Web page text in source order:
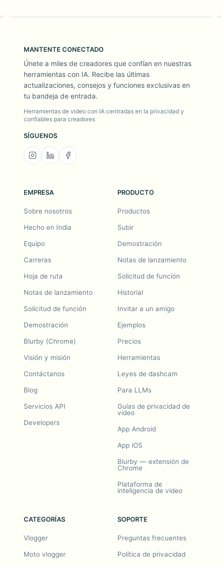
MANTENTE CONECTADO
Únete a miles de creadores que confían en nuestras
herramientas con IA. Recibe las últimas
actualizaciones, consejos y funciones exclusivas en
tu bandeja de entrada.
Herramientas de video con IA centradas en la privacidad y
confiables para creadores
SÍGUENOS
EMPRESA
Sobre nosotros
Hecho en India
Equipo
Carreras
Hoja de ruta
Notas de lanzamiento
Solicitud de función
Demostración
Blurby (Chrome)
Visión y misión
Contáctanos
Blog
Servicios API
Developers
PRODUCTO
Productos
Subir
Demostración
Notas de lanzamiento
Solicitud de función
Historial
Invitar a un amigo
Ejemplos
Precios
Herramientas
Leyes de dashcam
Para LLMs
Guías de privacidad de
video
App Android
App iOS
Blurby — extensión de
Chrome
Plataforma de
inteligencia de video
CATEGORÍAS
Vlogger
Moto vlogger
SOPORTE
Preguntas frecuentes
Política de privacidad